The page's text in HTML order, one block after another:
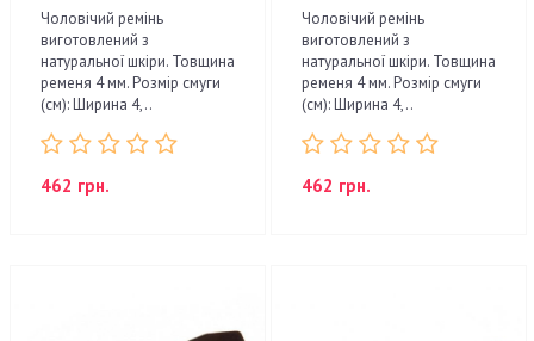
Чоловічий ремінь
виготовлений з
натуральної шкіри. Товщина
ременя 4 мм. Розмір смуги
(см): Ширина 4,..
462 грн.
Чоловічий ремінь
виготовлений з
натуральної шкіри. Товщина
ременя 4 мм. Розмір смуги
(см): Ширина 4,..
462 грн.